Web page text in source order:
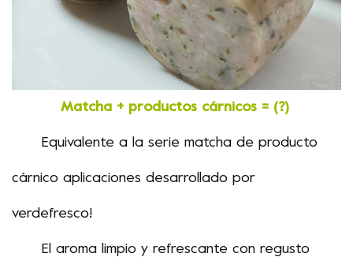
Matcha + productos cárnicos = (?)
Equivalente a la serie matchadeproducto
cárnico aplicaciones desarrollado por
verdefresco!
El aroma limpio y refrescante con regusto